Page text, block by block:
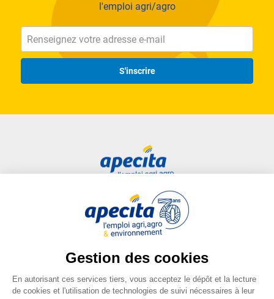
l'emploi agri/agro
S'inscrire
Entreprise
Liens utiles
Plan du site
FAQ